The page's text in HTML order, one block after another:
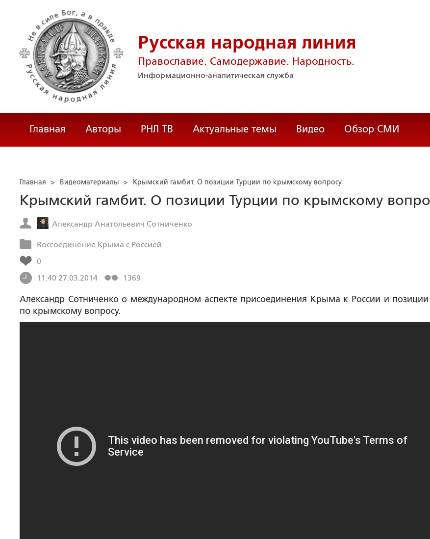
Русская народная линия
Православие. Самодержавие. Народность.
Информационно-аналитическая служба
Главная Авторы РНЛ ТВ Актуальные темы Видео Обзор СМИ
Главная > Видеоматериалы > Крымский гамбит. О позиции Турции по крымскому вопросу
Крымский гамбит. О позиции Турции по крымскому
Александр Анатольевич Сотниченко
Воссоединение Крыма с Россией
0
11:40 27.03.2014
1369
Александр Сотниченко о международном аспекте присоединения Крыма к России и позиции
по крымскому вопросу.